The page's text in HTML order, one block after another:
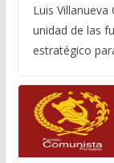
Luis Villanueva
unidad de las
estratégico